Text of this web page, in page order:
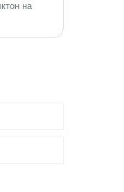
на